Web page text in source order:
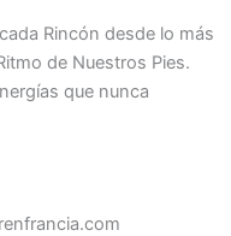
Rincón desde lo más
de Nuestros Pies.
que nunca